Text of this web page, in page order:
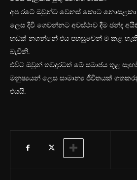
අප රටේ ඔවුන්ට වෙනස් කොට නොසළකා
ලෙස දිවි ගෙවන්නට අවස්ථාව දීම ඡන්ද
හඬක් නගන්නේ එය පහසුවෙන් ම කළ හැකි
බැවිනි.
එවිට ඔවුන් තවදුරටත් මේ සමාජය තුළ
මනුෂ්‍යයන් ලෙස සාමාන්‍ය ජීවිතයක්
එයයි.